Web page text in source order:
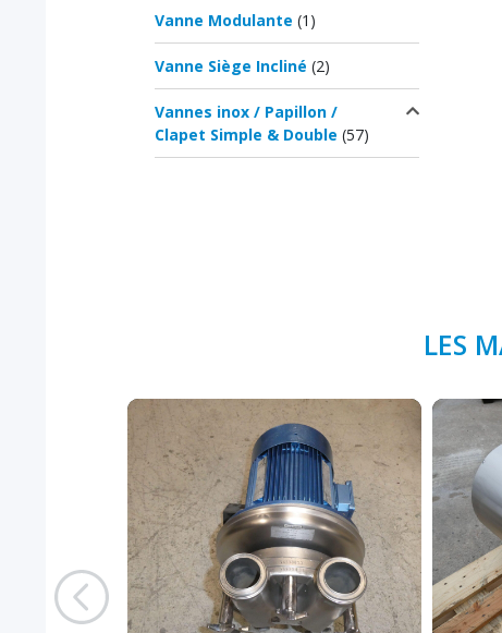
Vanne Modulante (1)
Vanne Siège Incliné (2)
Vannes inox / Papillon /
Clapet Simple & Double (57)
LES